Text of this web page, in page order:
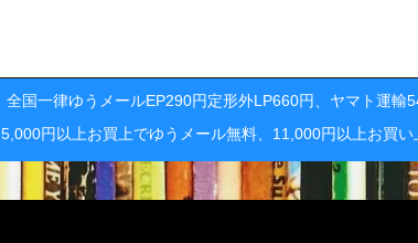
全国一律ゆうメールEP290円定形外LP660円、ヤマト運輸
5,000円以上お買上でゆうメール無料、11,000円以上お買